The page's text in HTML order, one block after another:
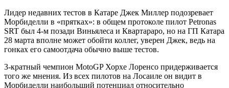
Лидер недавних тестов в Катаре Джек Миллер подозревает
Морбиделли в «прятках»: в общем протоколе пилот Petronas
SRT был 4-м позади Виньялеса и Квартараро, но на ГП Катара
28 марта вполне может обойти коллег, уверен Джек, ведь на
гонках его самоотдача обычно выше тестов.
3-кратный чемпион MotoGP Хорхе Лоренсо придерживается
того же мнения. Из всех пилотов на Лосаиле он видит в
Морбиделли наибольший потенциал относительно